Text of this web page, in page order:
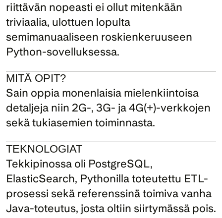
riittävän nopeasti ei ollut mitenkään
triviaalia, ulottuen lopulta
semimanuaaliseen roskienkeruuseen
Python-sovelluksessa.
MITÄ OPIT?
Sain oppia monenlaisia mielenkiintoisa
detaljeja niin 2G-, 3G- ja 4G(+)-verkkojen
sekä tukiasemien toiminnasta.
TEKNOLOGIAT
Tekkipinossa oli PostgreSQL,
ElasticSearch, Pythonilla toteutettu ETL-
prosessi sekä referenssinä toimiva vanha
Java-toteutus, josta oltiin siirtymässä pois.